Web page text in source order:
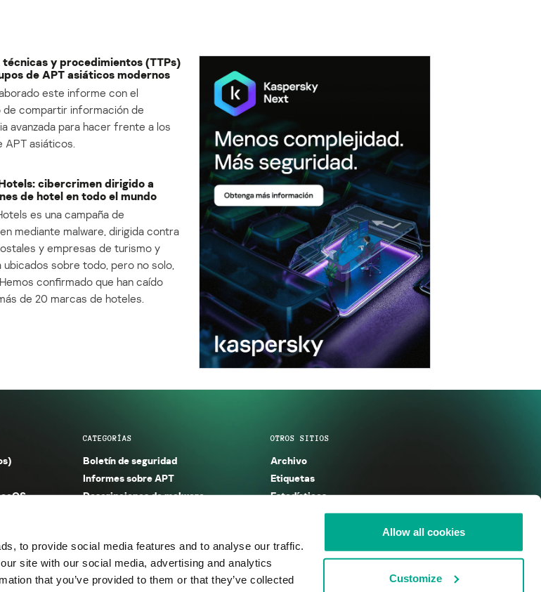
to provide social media features and to analyse our traffic.
site with our social media, advertising and analytics
that you’ve provided to them or that they’ve collected
Allow all cookies
Customize
técnicas y procedimientos (TTPs)
de APT asiáticos modernos
este informe con el
compartir información de
avanzada para hacer frente a los
APT asiáticos.
cibercrimen dirigido a
de hotel en todo el mundo
es una campaña de
mediante malware, dirigida contra
y empresas de turismo y
ubicados sobre todo, pero no solo,
confirmado que han caído
de 20 marcas de hoteles.
CATEGORÍAS
Boletín de seguridad
Informes sobre APT
Descripciones de malware
Informes sobre spam y phishing
Publicaciones
Incidentes
OTROS SITIOS
Archivo
Etiquetas
Estadísticas
Enciclopedia
KSB 2025